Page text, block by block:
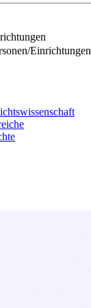
Einrichtungen